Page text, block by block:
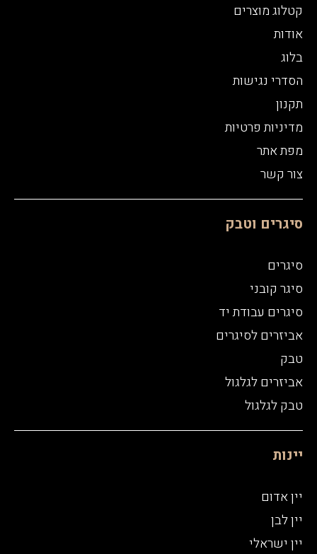
קטלוג מוצרים
אודות
בלוג
הסדרי נגישות
תקנון
מדיניות פרטיות
מפת אתר
צור קשר
סיגרים וטבק
סיגרים
סיגר קובני
סיגרים עבודת יד
אביזרים לסיגרים
טבק
אביזרים לגלגול
טבק לגלגול
יינות
יין אדום
יין לבן
יין ישראלי